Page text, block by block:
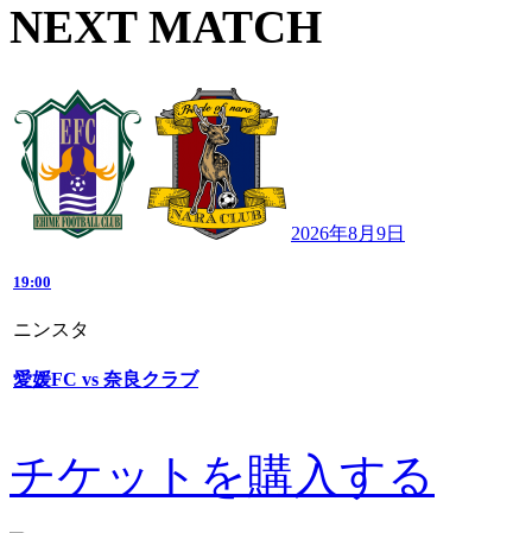
NEXT MATCH
2026年8月9日
19:00
ニンスタ
愛媛FC vs 奈良クラブ
チケットを購入する